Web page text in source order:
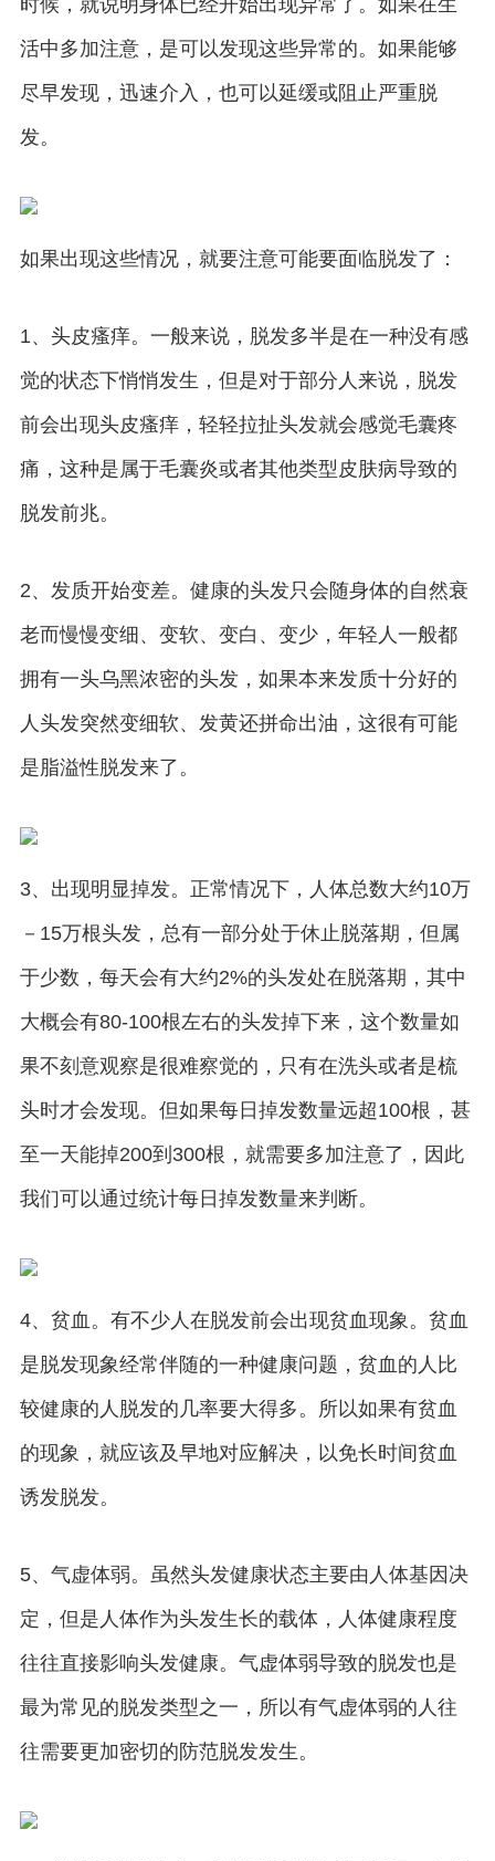
时候，就说明身体已经开始出现异常了。如果在生
活中多加注意，是可以发现这些异常的。如果能够
尽早发现，迅速介入，也可以延缓或阻止严重脱
发。
如果出现这些情况，就要注意可能要面临脱发了：
1、头皮瘙痒。一般来说，脱发多半是在一种没有感
觉的状态下悄悄发生，但是对于部分人来说，脱发
前会出现头皮瘙痒，轻轻拉扯头发就会感觉毛囊疼
痛，这种是属于毛囊炎或者其他类型皮肤病导致的
脱发前兆。
2、发质开始变差。健康的头发只会随身体的自然衰
老而慢慢变细、变软、变白、变少，年轻人一般都
拥有一头乌黑浓密的头发，如果本来发质十分好的
人头发突然变细软、发黄还拼命出油，这很有可能
是脂溢性脱发来了。
3、出现明显掉发。正常情况下，人体总数大约10万
－15万根头发，总有一部分处于休止脱落期，但属
于少数，每天会有大约2%的头发处在脱落期，其中
大概会有80-100根左右的头发掉下来，这个数量如
果不刻意观察是很难察觉的，只有在洗头或者是梳
头时才会发现。但如果每日掉发数量远超100根，甚
至一天能掉200到300根，就需要多加注意了，因此
我们可以通过统计每日掉发数量来判断。
4、贫血。有不少人在脱发前会出现贫血现象。贫血
是脱发现象经常伴随的一种健康问题，贫血的人比
较健康的人脱发的几率要大得多。所以如果有贫血
的现象，就应该及早地对应解决，以免长时间贫血
诱发脱发。
5、气虚体弱。虽然头发健康状态主要由人体基因决
定，但是人体作为头发生长的载体，人体健康程度
往往直接影响头发健康。气虚体弱导致的脱发也是
最为常见的脱发类型之一，所以有气虚体弱的人往
往需要更加密切的防范脱发发生。